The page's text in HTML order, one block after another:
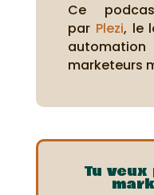
Ce
par Plezi, le
marketeurs
Tu